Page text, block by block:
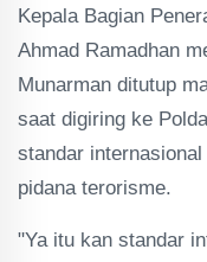
Kepala Bagian
Ahmad Ramadhan
Munarman ditutup
saat digiring ke
standar
pidana terorisme.
"Ya itu kan standar